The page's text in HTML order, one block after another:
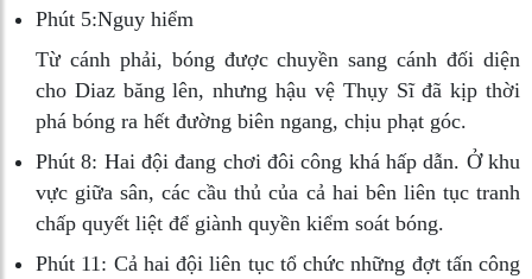
Phút 5:Nguy hiểm
Từ cánh phải, bóng được chuyền sang cánh đối diện
cho Diaz băng lên, nhưng hậu vệ Thụy Sĩ đã kịp thời
phá bóng ra hết đường biên ngang, chịu phạt góc.
Phút 8: Hai đội đang chơi đôi công khá hấp dẫn. Ở khu
vực giữa sân, các cầu thủ của cả hai bên liên tục tranh
chấp quyết liệt để giành quyền kiểm soát bóng.
Phút 11: Cả hai đội liên tục tổ chức những đợt tấn công